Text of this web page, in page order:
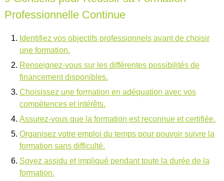
Professionnelle Continue
Identifiez vos objectifs professionnels avant de choisir
une formation.
Renseignez-vous sur les différentes possibilités de
financement disponibles.
Choisissez une formation en adéquation avec vos
compétences et intérêts.
Assurez-vous que la formation est reconnue et certifiée.
Organisez votre emploi du temps pour pouvoir suivre la
formation sans difficulté.
Soyez assidu et impliqué pendant toute la durée de la
formation.